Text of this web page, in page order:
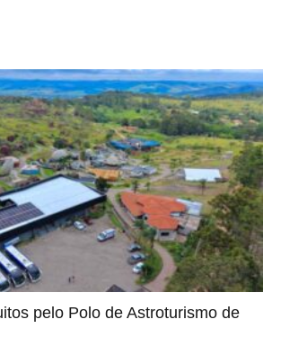
pelo Polo de Astroturismo de